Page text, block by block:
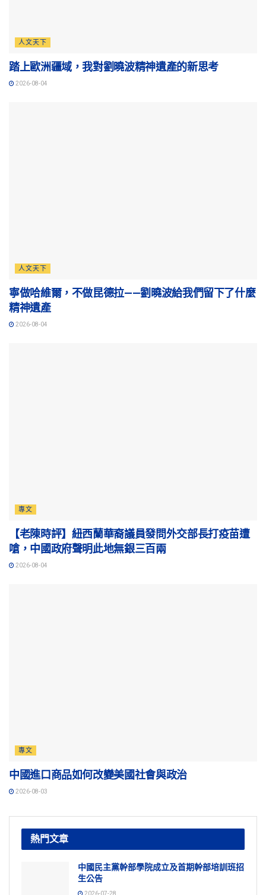
人文天下
踏上歐洲疆域，我對劉曉波精神遺產的新思考
2026-08-04
人文天下
寧做哈維爾，不做昆德拉——劉曉波給我們留下了什麼
精神遺產
2026-08-04
專文
【老陳時評】紐西蘭華裔議員發問外交部長打疫苗遭
嗆，中國政府聲明此地無銀三百兩
2026-08-04
專文
中國進口商品如何改變美國社會與政治
2026-08-03
熱門文章
中國民主黨幹部學院成立及首期幹部培訓班招
生公告
2026-07-28